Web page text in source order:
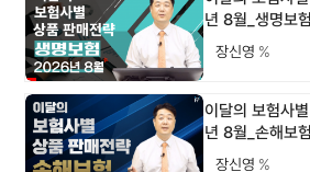
년 8월_생명보
장신영 %
이달의 보험사
년 8월_손해보
장신영 %